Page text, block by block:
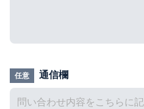
任意 通信欄